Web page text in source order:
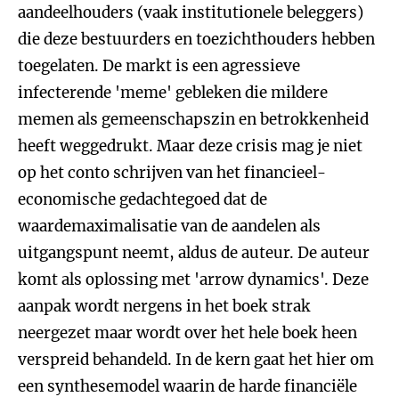
aandeelhouders (vaak institutionele beleggers)
die deze bestuurders en toezichthouders hebben
toegelaten. De markt is een agressieve
infecterende 'meme' gebleken die mildere
memen als gemeenschapszin en betrokkenheid
heeft weggedrukt. Maar deze crisis mag je niet
op het conto schrijven van het financieel-
economische gedachtegoed dat de
waardemaximalisatie van de aandelen als
uitgangspunt neemt, aldus de auteur. De auteur
komt als oplossing met 'arrow dynamics'. Deze
aanpak wordt nergens in het boek strak
neergezet maar wordt over het hele boek heen
verspreid behandeld. In de kern gaat het hier om
een synthesemodel waarin de harde financiële